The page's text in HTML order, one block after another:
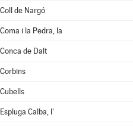
Coll de Nargó
Coma i la Pedra, la
Conca de Dalt
Corbins
Cubells
Espluga Calba, l'